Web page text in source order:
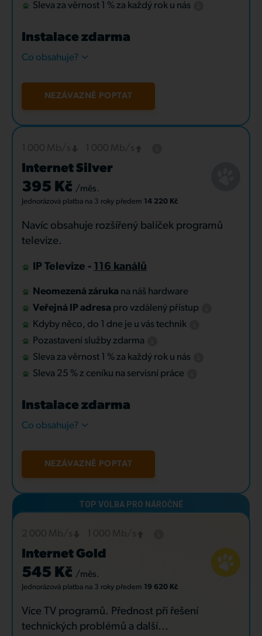
Sleva za věrnost 1 % za každý rok u nás
Instalace zdarma
Co obsahuje?
NEZÁVAZNĚ POPTAT
Internet Silver
395 Kč /měs.
Jednorázová platba na 3 roky předem 14 220 Kč
Navíc obsahuje rozšířený balíček programů
televize.
IP Televize - 116 kanálů
Neomezená záruka na náš hardware
Veřejná IP adresa pro vzdálený přístup
Kdyby něco, do 1 dne je u vás technik
Pozastavení služby zdarma
Sleva za věrnost 1 % za každý rok u nás
Sleva 25 % z ceníku na servisní práce
Instalace zdarma
Co obsahuje?
NEZÁVAZNĚ POPTAT
Internet Gold
545 Kč /měs.
Jednorázová platba na 3 roky předem 19 620 Kč
Více TV programů. Přednost při řešení
technických problémů a další...